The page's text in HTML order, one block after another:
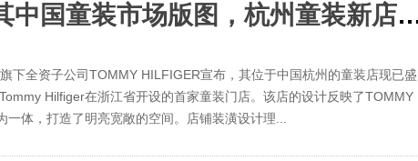
TOMMY HILFIGER继续扩大其中国童装市场版图
下全资子公司TOMMY HILFIGER宣布，其位于中国杭州的童装店现已
Hilfiger在浙江省开设的首家童装门店。该店的设计反映了TOMMY
体，打造了明亮宽敞的空间。店铺装潢设计理...